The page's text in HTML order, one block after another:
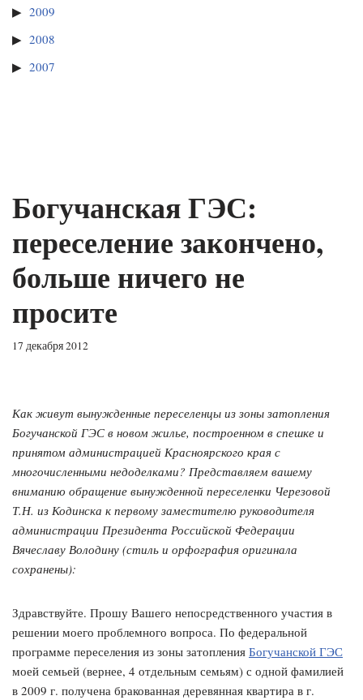
2009
2008
2007
Богучанская ГЭС:
переселение закончено,
больше ничего не
просите
17 декабря 2012
Как живут вынужденные переселенцы из зоны затопления
Богучанской ГЭС в новом жилье, построенном в спешке и
принятом администрацией Красноярского края с
многочисленными недоделками? Представляем вашему
вниманию обращение вынужденной переселенки Черезовой
Т.Н. из Кодинска к первому заместителю руководителя
администрации Президента Российской Федерации
Вячеславу Володину (стиль и орфография оригинала
сохранены):
Здравствуйте. Прошу Вашего непосредственного участия в
решении моего проблемного вопроса. По федеральной
программе переселения из зоны затопления Богучанской ГЭС
моей семьей (вернее, 4 отдельным семьям) с одной фамилией
в 2009 г. получена бракованная деревянная квартира в г.